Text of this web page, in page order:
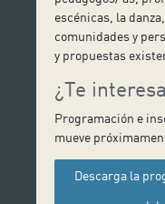
escénicas, la
comunidades y
y propuestas
¿Te
Programación e
mueve
Descarga la